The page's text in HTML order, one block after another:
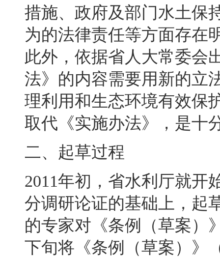
措施、政府及部门水土保
为的法律责任等方面存在
此外，依据省人大常委会
法》的内容需要用新的立
理利用和生态环境有效保
取代《实施办法》
， 是十
二、起草过程
2011年初 ， 省水利厅就开
分调研论证的基础上 ， 起
的专家对《条例（草案）
下旬将《条例（草案）》